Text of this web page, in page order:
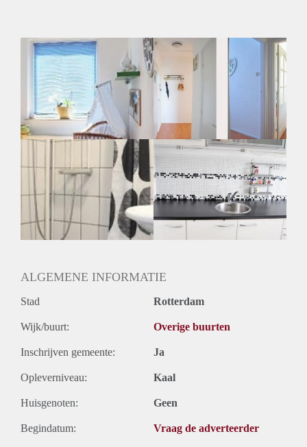
Gedeelde Douche: Ja
Gedeelde woonkamer: Ja
Huisgenoten: Ja
ALGEMENE INFORMATIE
Stad Rotterdam
Wijk/buurt: Overige buurten
Inschrijven gemeente: Ja
Opleverniveau: Kaal
Huisgenoten: Geen
Begindatum: Vraag de adverteerder